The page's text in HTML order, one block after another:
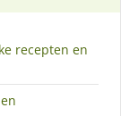
recepten en